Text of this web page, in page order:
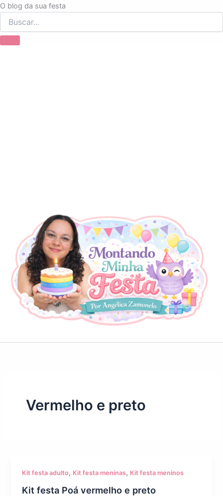
O blog da sua festa
Ir
para
o
Vermelho e preto
Kit festa adulto, Kit festa meninas, Kit festa meninos
Kit festa Poá vermelho e preto